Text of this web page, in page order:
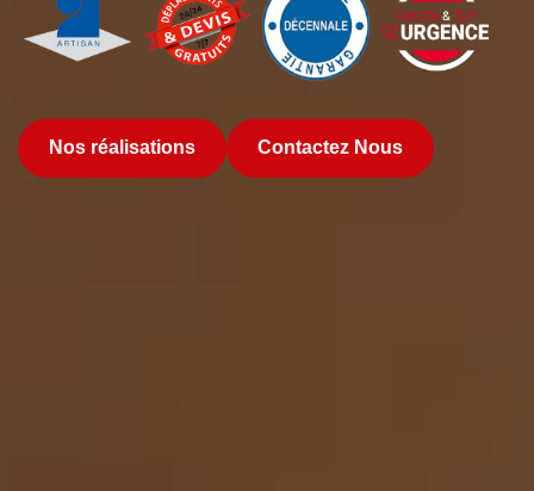
Nos réalisations Contactez Nous